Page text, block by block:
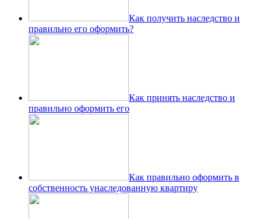
Как получить наследство и
правильно его оформить?
Как принять наследство и
правильно оформить его
Как правильно оформить в
собственность унаследованную квартиру